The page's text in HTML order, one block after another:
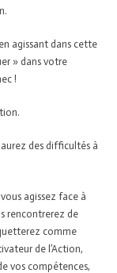
agissant dans cette
» dans votre
!
des difficultés à
agissez face à
rencontrerez de
comme
de l’Action,
vos compétences,